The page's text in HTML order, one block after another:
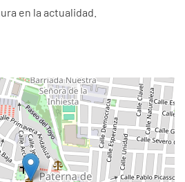
en la actualidad.